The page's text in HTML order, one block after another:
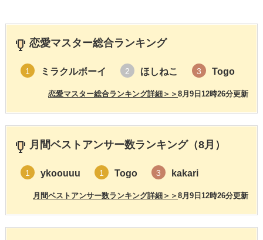
恋愛マスター総合ランキング
1 ミラクルボーイ 2 ほしねこ 3 Togo
8月9日12時26分更新
恋愛マスター総合ランキング詳細＞＞
月間ベストアンサー数ランキング（8月）
1 ykoouuu 1 Togo 3 kakari
8月9日12時26分更新
月間ベストアンサー数ランキング詳細＞＞